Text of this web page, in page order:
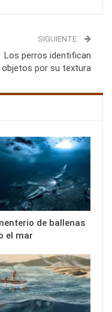
SIGUIENTE
Los perros identifican
objetos por su textura
de ballenas
el mar